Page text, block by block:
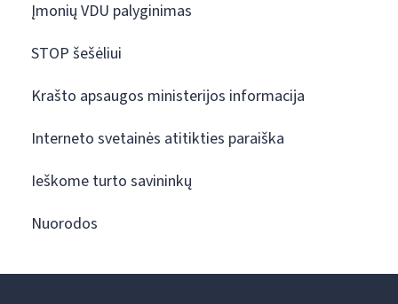
Įmonių VDU palyginimas
STOP šešėliui
Krašto apsaugos ministerijos informacija
Interneto svetainės atitikties paraiška
Ieškome turto savininkų
Nuorodos